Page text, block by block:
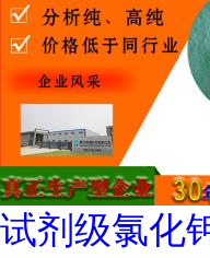
试剂级氯化